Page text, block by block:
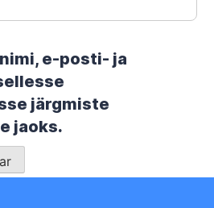
e-posti- ja
järgmiste
jaoks.